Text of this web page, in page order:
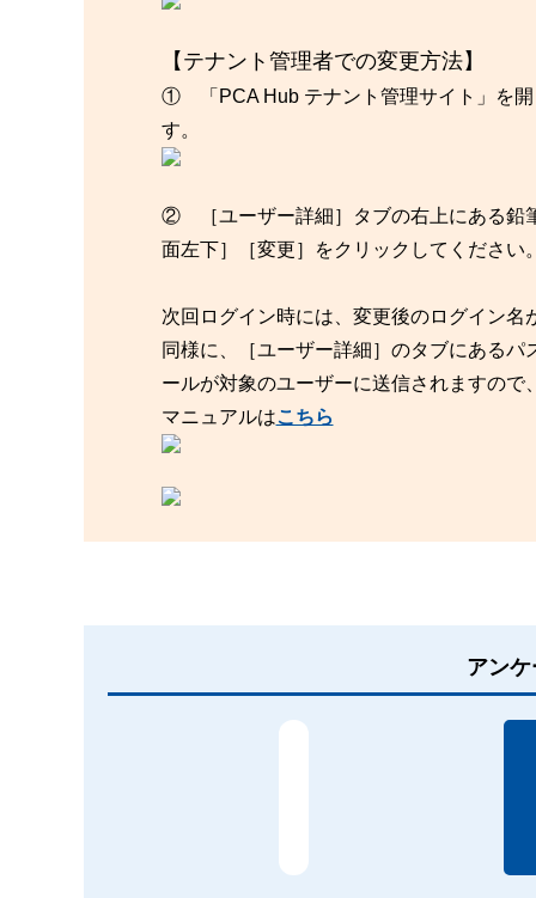
【テナント管理者での変更方法】
① 「PCA Hub テナント管理サイト」を開
す。
② ［ユーザー詳細］タブの右上にある鉛
面左下］［変更］をクリックしてください
次回ログイン時には、変更後のログイン
同様に、［ユーザー詳細］のタブにある
ールが対象のユーザーに送信されますの
マニュアルはこちら
アン